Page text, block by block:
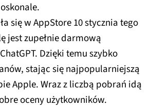
się w AppStore 10 stycznia tego
jest zupełnie darmową
Dzięki temu szybko
stając się najpopularniejszą
Apple. Wraz z liczbą pobrań idą
oceny użytkowników.